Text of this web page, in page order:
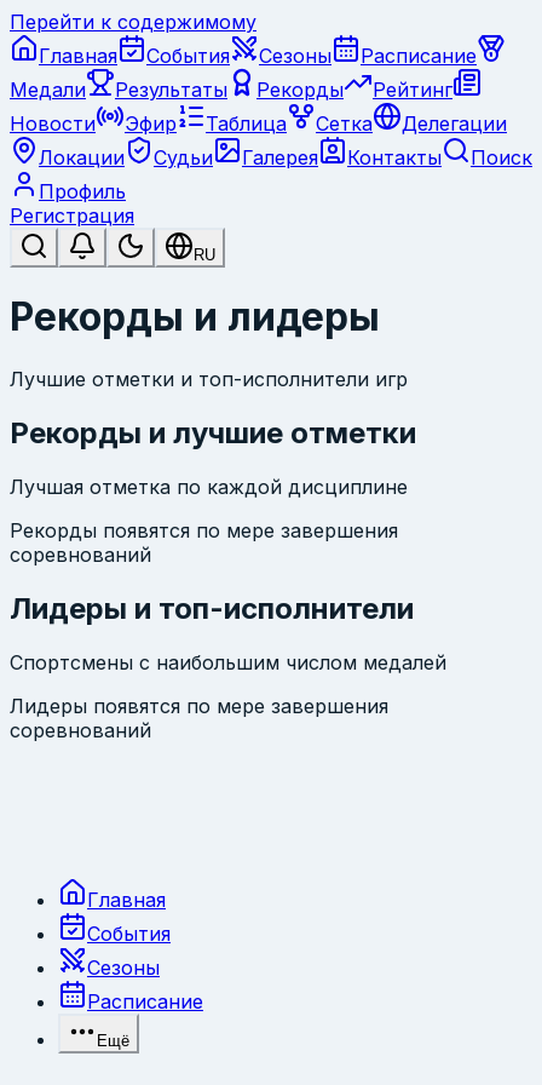
Перейти к содержимому
Главная
События Сезоны
Расписание
Медали
Результаты Рекорды
Рейтинг
Новости
Эфир Таблица Сетка
Делегации
Локации
Судьи Галерея Контакты
Поиск
Профиль
Регистрация
RU
Рекорды и лидеры
Лучшие отметки и топ-исполнители игр
Рекорды и лучшие отметки
Лучшая отметка по каждой дисциплине
Рекорды появятся по мере завершения
соревнований
Лидеры и топ-исполнители
Спортсмены с наибольшим числом медалей
Лидеры появятся по мере завершения
соревнований
Главная
События
Сезоны
Расписание
Ещё